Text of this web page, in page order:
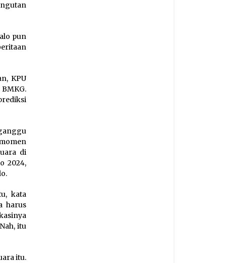
pun
KPU
di
2024,
kata
harus
itu
itu.